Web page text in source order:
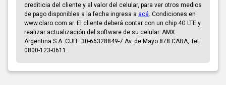
crediticia del cliente y al valor del celular, para ver otros medios
de pago disponibles a la fecha ingresa a acá . Condiciones en
www.claro.com.ar. El cliente deberá contar con un chip 4G LTE y
realizar actualización del software de su celular. AMX
Argentina S.A. CUIT: 30-66328849-7 Av. de Mayo 878 CABA, Tel.:
0800-123-0611.